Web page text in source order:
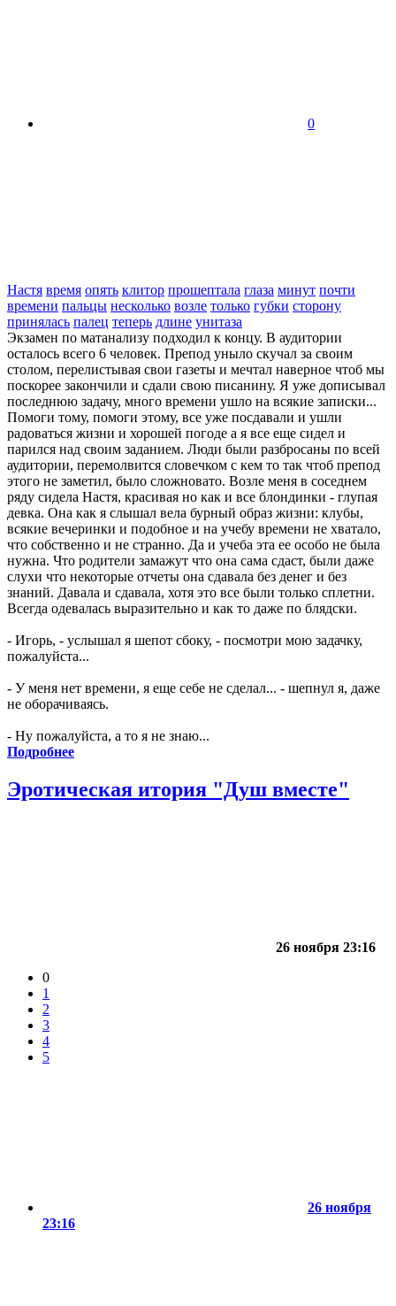
0
Настя время опять клитор прошептала глаза минут почти
времени пальцы несколько возле только губки сторону
принялась палец теперь длине унитаза
Экзамен по матанализу подходил к концу. В аудитории
осталось всего 6 человек. Препод уныло скучал за своим
столом, перелистывая свои газеты и мечтал наверное чтоб мы
поскорее закончили и сдали свою писанину. Я уже дописывал
последнюю задачу, много времени ушло на всякие записки...
Помоги тому, помоги этому, все уже посдавали и ушли
радоваться жизни и хорошей погоде а я все еще сидел и
парился над своим заданием. Люди были разбросаны по всей
аудитории, перемолвится словечком с кем то так чтоб препод
этого не заметил, было сложновато. Возле меня в соседнем
ряду сидела Настя, красивая но как и все блондинки - глупая
девка. Она как я слышал вела бурный образ жизни: клубы,
всякие вечеринки и подобное и на учебу времени не хватало,
что собственно и не странно. Да и учеба эта ее особо не была
нужна. Что родители замажут что она сама сдаст, были даже
слухи что некоторые отчеты она сдавала без денег и без
знаний. Давала и сдавала, хотя это все были только сплетни.
Всегда одевалась выразительно и как то даже по блядски.
- Игорь, - услышал я шепот сбоку, - посмотри мою задачку,
пожалуйста...
- У меня нет времени, я еще себе не сделал... - шепнул я, даже
не оборачиваясь.
- Ну пожалуйста, а то я не знаю...
Подробнее
Эротическая итория "Душ вместе"
26 ноября 23:16
0
1
2
3
4
5
26 ноября
23:16